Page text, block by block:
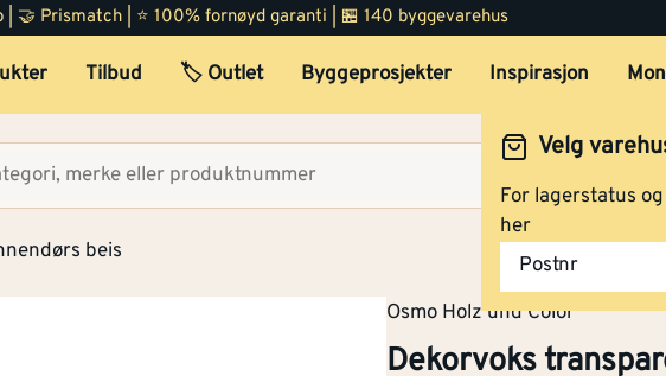
Prismatch | ⭐ 100% fornøyd garanti | 🏪 140 byggevarehus
Tilbud 🏷️ Outlet Byggeprosjekter Inspirasjon
Velg
For lagerstatus
her
Postnr
beis
Osmo Holz und Color
Dekorvoks
Dekorvoks creative 3188 5
Snø fargeprøve
Dekorvoks creative 3186 5
Dekorvoks intensiv 3186
liter Snø matt